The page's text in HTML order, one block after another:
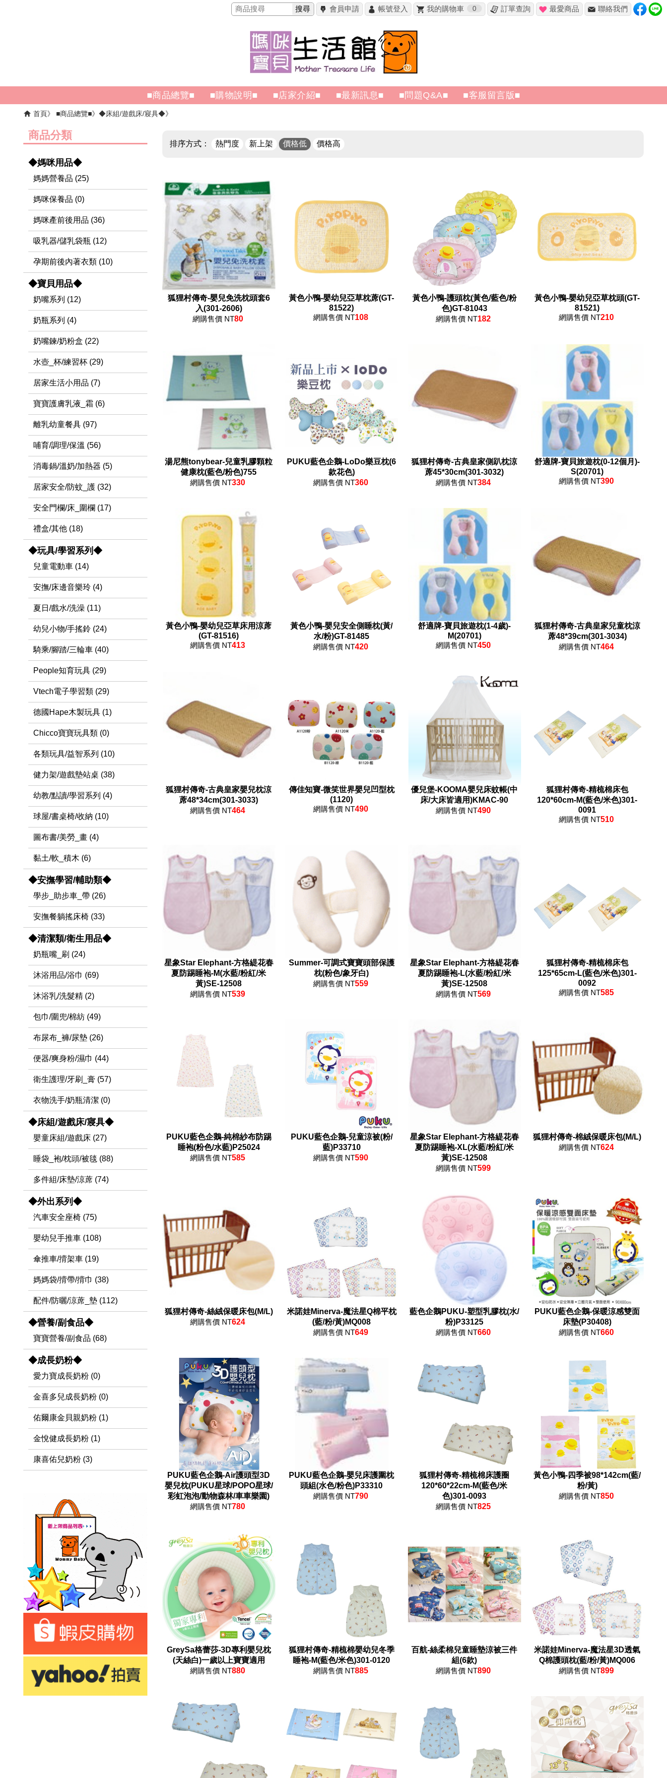
搜尋 會員申請 帳號登入 我的購物車 0 訂單查詢 最愛商品 聯絡我們
■商品總覽■ ■購物說明■ ■店家介紹■ ■最新訊息■ ■問題Q&A■ ■客服留言版■
首頁 ■商品總覽■ ◆床組/遊戲床/寢具◆
排序方式： 熱門度 新上架 價格低 價格高
狐狸村傳奇-嬰兒免洗枕頭套6
入(301-2606)
網購售價 NT80
黃色小鴨-嬰幼兒亞草枕蓆(GT-
81522)
網購售價 NT108
黃色小鴨-護頭枕(黃色/藍色/粉
色)GT-81043
網購售價 NT182
黃色小鴨-嬰幼兒亞草枕頭(GT-
81521)
網購售價 NT210
湯尼熊tonybear-兒童乳膠顆粒
健康枕(藍色/粉色)755
網購售價 NT330
PUKU藍色企鵝-LoDo樂豆枕(6
款花色)
網購售價 NT360
狐狸村傳奇-古典皇家側趴枕涼
蓆45*30cm(301-3032)
網購售價 NT384
舒適牌-寶貝旅遊枕(0-12個月)-
S(20701)
網購售價 NT390
黃色小鴨-嬰幼兒亞草床用涼蓆
(GT-81516)
網購售價 NT413
黃色小鴨-嬰兒安全側睡枕(黃/
水/粉)GT-81485
網購售價 NT420
舒適牌-寶貝旅遊枕(1-4歲)-
M(20701)
網購售價 NT450
狐狸村傳奇-古典皇家兒童枕涼
蓆48*39cm(301-3034)
網購售價 NT464
狐狸村傳奇-古典皇家嬰兒枕涼
蓆48*34cm(301-3033)
網購售價 NT464
傳佳知寶-微笑世界嬰兒凹型枕
(1120)
網購售價 NT490
優兒堡-KOOMA嬰兒床蚊帳(中
床/大床皆適用)KMAC-90
網購售價 NT490
狐狸村傳奇-精梳棉床包
120*60cm-M(藍色/米色)301-
0091
網購售價 NT510
星象Star Elephant-方格緹花春
夏防踢睡袍-M(水藍/粉紅/米
黃)SE-12508
網購售價 NT539
Summer-可調式寶寶頭部保護
枕(粉色/象牙白)
網購售價 NT559
星象Star Elephant-方格緹花春
夏防踢睡袍-L(水藍/粉紅/米
黃)SE-12508
網購售價 NT569
狐狸村傳奇-精梳棉床包
125*65cm-L(藍色/米色)301-
0092
網購售價 NT585
PUKU藍色企鵝-純棉紗布防踢
睡袍(粉色/水藍)P25024
網購售價 NT585
PUKU藍色企鵝-兒童涼被(粉/
藍)P33710
網購售價 NT590
星象Star Elephant-方格緹花春
夏防踢睡袍-XL(水藍/粉紅/米
黃)SE-12508
網購售價 NT599
狐狸村傳奇-棉絨保暖床包(M/L)
網購售價 NT624
狐狸村傳奇-絲絨保暖床包(M/L)
網購售價 NT624
米諾娃Minerva-魔法星Q棉平枕
(藍/粉/黃)MQ008
網購售價 NT649
藍色企鵝PUKU-塑型乳膠枕(水/
粉)P33125
網購售價 NT660
PUKU藍色企鵝-保暖涼感雙面
床墊(P30408)
網購售價 NT660
PUKU藍色企鵝-Air護頭型3D
嬰兒枕(PUKU星球/POPO星球/
彩虹泡泡/動物森林/車車樂園)
網購售價 NT780
PUKU藍色企鵝-嬰兒床護圍枕
頭組(水色/粉色)P33310
網購售價 NT790
狐狸村傳奇-精梳棉床護圈
120*60*22cm-M(藍色/米
色)301-0093
網購售價 NT825
黃色小鴨-四季被98*142cm(藍/
粉/黃)
網購售價 NT850
GreySa格蕾莎-3D專利嬰兒枕
(天絲白)一歲以上寶寶適用
網購售價 NT880
狐狸村傳奇-精梳棉嬰幼兒冬季
睡袍-M(藍色/米色)301-0120
網購售價 NT885
百航-絲柔棉兒童睡墊涼被三件
組(6款)
網購售價 NT890
米諾娃Minerva-魔法星3D透氣
Q棉護頭枕(藍/粉/黃)MQ006
網購售價 NT899
商品分類
◆媽咪用品◆
媽媽營養品 (25)
媽咪保養品 (0)
媽咪產前後用品 (36)
吸乳器/儲乳袋瓶 (12)
孕期前後內著衣類 (10)
◆寶貝用品◆
奶嘴系列 (12)
奶瓶系列 (4)
奶嘴鍊/奶粉盒 (22)
水壺_杯/練習杯 (29)
居家生活小用品 (7)
寶寶護膚乳液_霜 (6)
離乳幼童餐具 (97)
哺育/調理/保溫 (56)
消毒鍋/溫奶/加熱器 (5)
居家安全/防蚊_護 (32)
安全門欄/床_圍欄 (17)
禮盒/其他 (18)
◆玩具/學習系列◆
兒童電動車 (14)
安撫/床邊音樂玲 (4)
夏日/戲水/洗澡 (11)
幼兒小物/手搖鈴 (24)
騎乘/腳踏/三輪車 (40)
People知育玩具 (29)
Vtech電子學習類 (29)
德國Hape木製玩具 (1)
Chicco寶寶玩具類 (0)
各類玩具/益智系列 (10)
健力架/遊戲墊站桌 (38)
幼教/點讀/學習系列 (4)
球屋/書桌椅/收納 (10)
圖布書/美勞_畫 (4)
黏土/軟_積木 (6)
◆安撫學習/輔助類◆
學步_助步車_帶 (26)
安撫餐躺搖床椅 (33)
◆清潔類/衛生用品◆
奶瓶嘴_刷 (24)
沐浴用品/浴巾 (69)
沐浴乳/洗髮精 (2)
包巾/圍兜/棉紡 (49)
布尿布_褲/尿墊 (26)
便器/爽身粉/濕巾 (44)
衛生護理/牙刷_膏 (57)
衣物洗手/奶瓶清潔 (0)
◆床組/遊戲床/寢具◆
嬰童床組/遊戲床 (27)
睡袋_袍/枕頭/被毯 (88)
多件組/床墊/涼蓆 (74)
◆外出系列◆
汽車安全座椅 (75)
嬰幼兒手推車 (108)
傘推車/揹架車 (19)
媽媽袋/揹帶/揹巾 (38)
配件/防曬/涼蓆_墊 (112)
◆營養/副食品◆
寶寶營養/副食品 (68)
◆成長奶粉◆
愛力寶成長奶粉 (0)
金喜多兒成長奶粉 (0)
佑爾康金貝親奶粉 (1)
金悅健成長奶粉 (1)
康喜佑兒奶粉 (3)